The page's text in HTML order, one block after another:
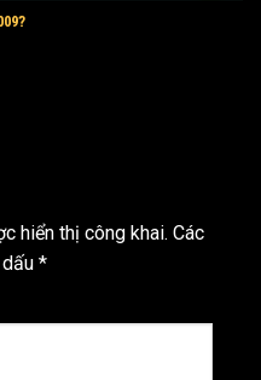
hiển thị công khai. Các
*